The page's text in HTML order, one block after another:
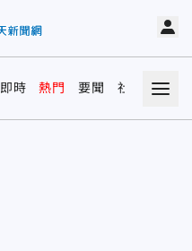
即時 熱門 要聞 社會 娛樂